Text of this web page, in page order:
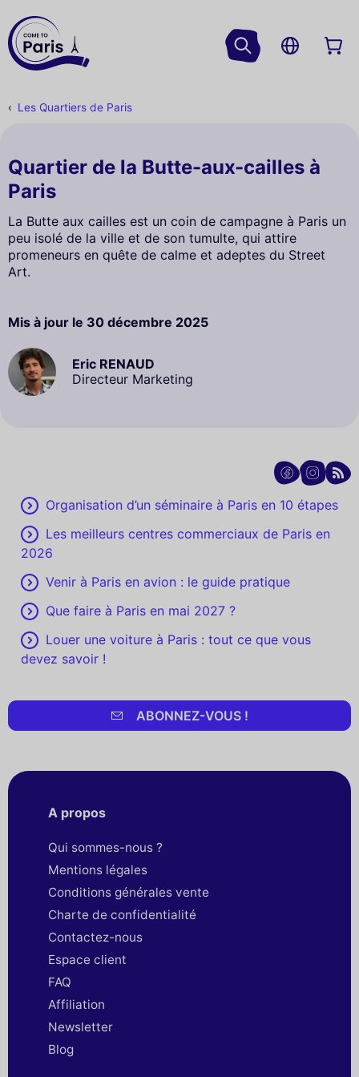
Les Quartiers de Paris
Quartier de la Butte-aux-cailles à
Paris
La Butte aux cailles est un coin de campagne à Paris un
peu isolé de la ville et de son tumulte, qui attire
promeneurs en quête de calme et adeptes du Street
Art.
Mis à jour le 30 décembre 2025
Eric RENAUD
Directeur Marketing
Organisation d’un séminaire à Paris en 10 étapes
Les meilleurs centres commerciaux de Paris en
2026
Venir à Paris en avion : le guide pratique
Que faire à Paris en mai 2027 ?
Louer une voiture à Paris : tout ce que vous
devez savoir !
ABONNEZ-VOUS !
A propos
Qui sommes-nous ?
Mentions légales
Conditions générales vente
Charte de confidentialité
Contactez-nous
Espace client
FAQ
Affiliation
Newsletter
Blog